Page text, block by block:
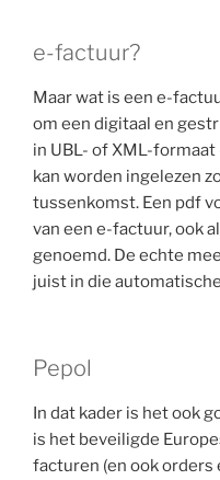
e-factuur?
Maar wat is een e-
om een digitaal en
in UBL- of XML-
kan worden ingelezen
tussenkomst. Een pdf
van een e-factuur, ook
genoemd. De echte
juist in die
Pepol
In dat kader is het ook
is het beveiligde
facturen (en ook